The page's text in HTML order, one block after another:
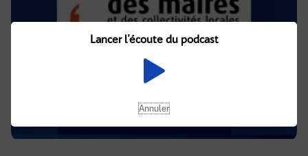
Lancer l'écoute du podcast
Annuler